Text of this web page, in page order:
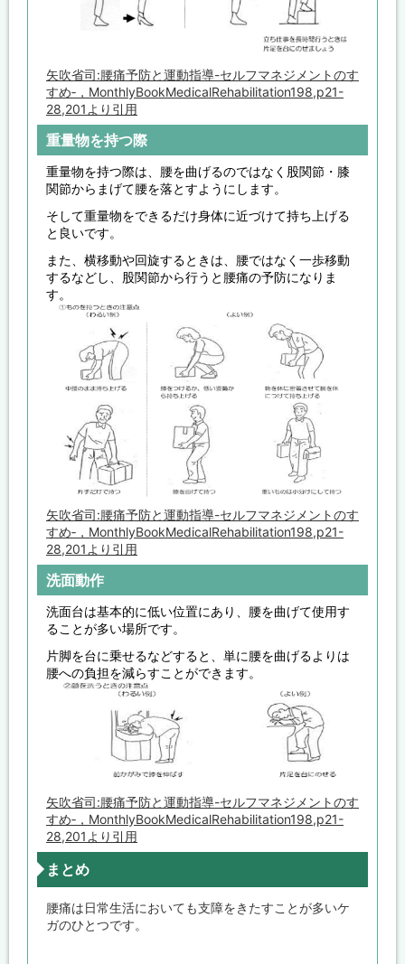
矢吹省司:腰痛予防と運動指導-セルフマネジメントのす
すめ‐，MonthlyBookMedicalRehabilitation198,p21-
28,201より引用
重量物を持つ際
重量物を持つ際は、腰を曲げるのではなく股関節・膝
関節からまげて腰を落とすようにします。
そして重量物をできるだけ身体に近づけて持ち上げる
と良いです。
また、横移動や回旋するときは、腰ではなく一歩移動
するなどし、股関節から行うと腰痛の予防になりま
す。
矢吹省司:腰痛予防と運動指導-セルフマネジメントのす
すめ‐，MonthlyBookMedicalRehabilitation198,p21-
28,201より引用
洗面動作
洗面台は基本的に低い位置にあり、腰を曲げて使用す
ることが多い場所です。
片脚を台に乗せるなどすると、単に腰を曲げるよりは
腰への負担を減らすことができます。
矢吹省司:腰痛予防と運動指導-セルフマネジメントのす
すめ‐，MonthlyBookMedicalRehabilitation198,p21-
28,201より引用
まとめ
腰痛は日常生活においても支障をきたすことが多いケ
ガのひとつです。